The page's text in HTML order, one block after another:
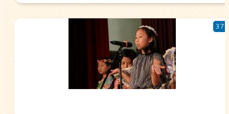
37